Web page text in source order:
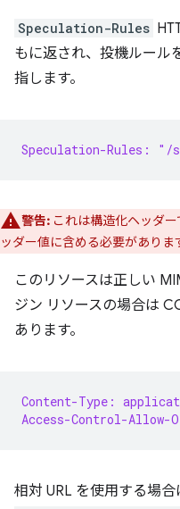
Speculation-Rules
もに返され、投機ルール
指します。
Speculation-Rules: "/
警告: これは構造化ヘッダ
ッダー値に含める必要がありま
このリソースは正しい
ジン リソースの場合は
あります。
Content-Type:
Access-Control-
相対 URL を使用する場